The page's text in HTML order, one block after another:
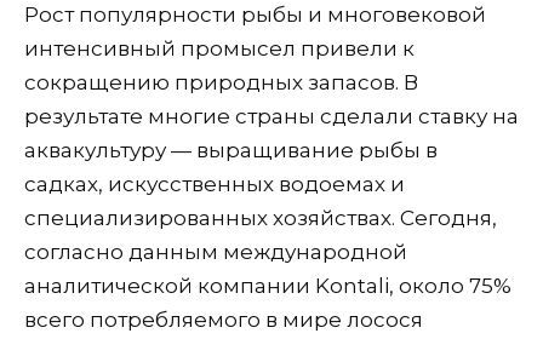
Рост популярности рыбы и многовековой
интенсивный промысел привели к
сокращению природных запасов. В
результате многие страны сделали ставку на
аквакультуру — выращивание рыбы в
садках, искусственных водоемах и
специализированных хозяйствах. Сегодня,
согласно данным международной
аналитической компании Kontali, около 75%
всего потребляемого в мире лосося